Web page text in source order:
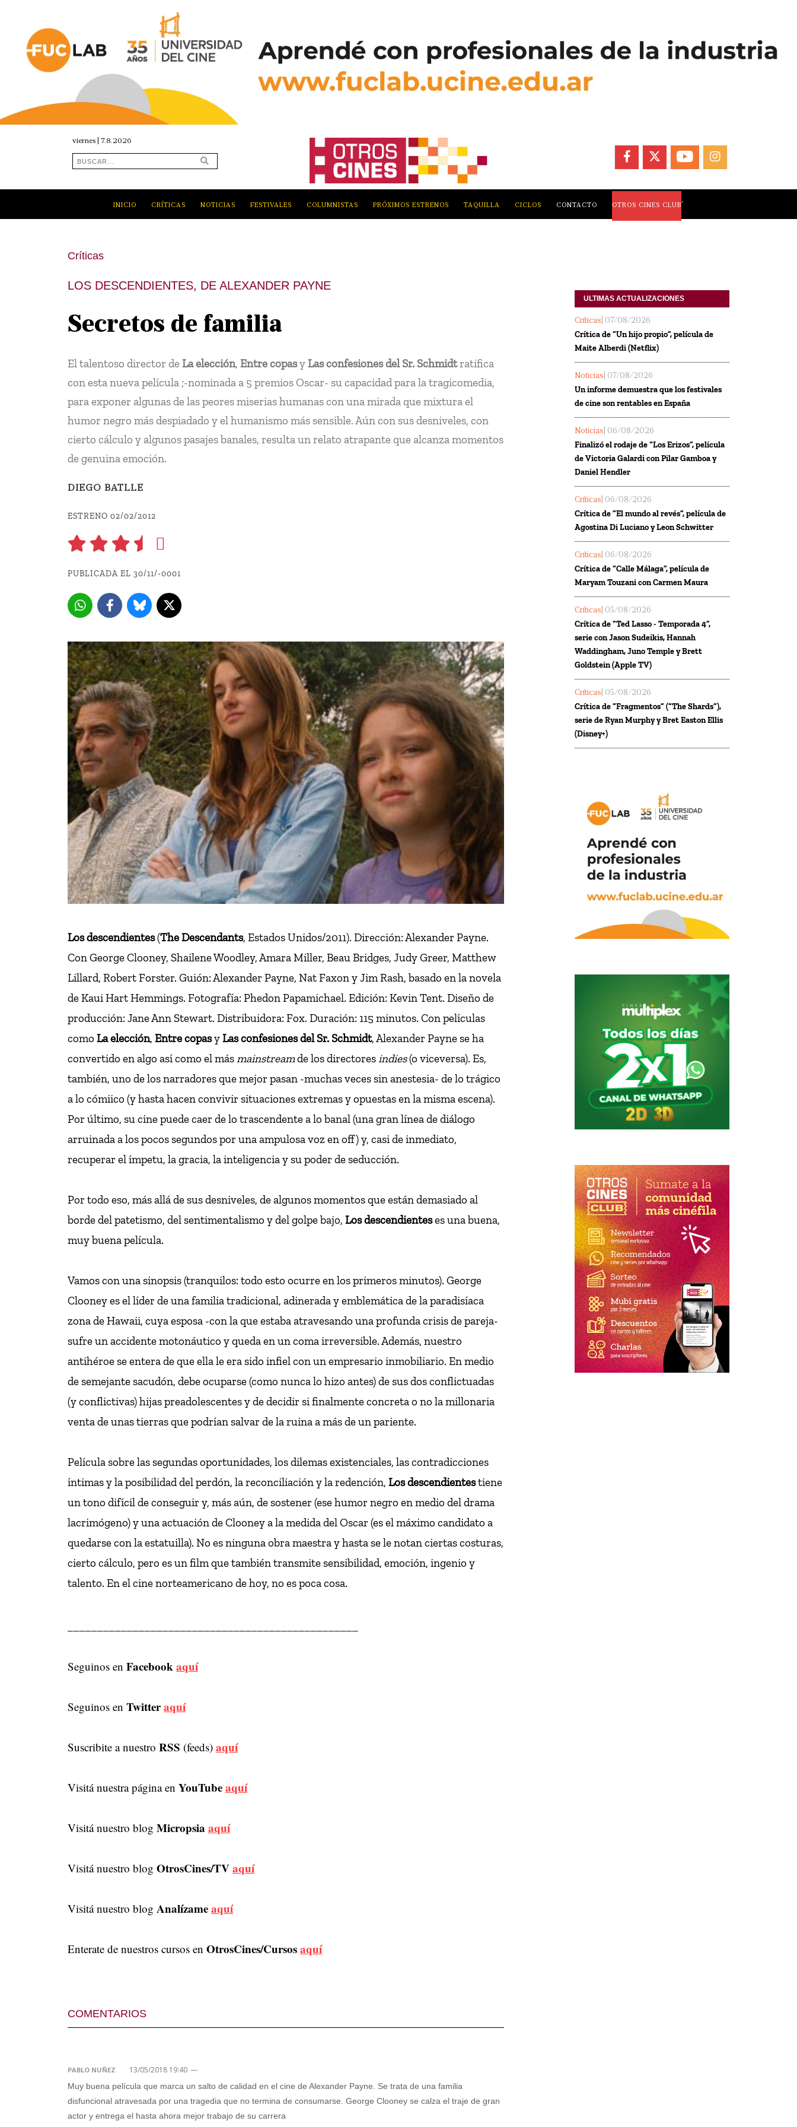
viernes | 7.8.2026
FACEBOOKYOUTUBEINSTAGRAM
INICIO CRÍTICAS NOTICIAS FESTIVALES COLUMNISTAS PRÓXIMOS ESTRENOS TAQUILLA CICLOS CONTACTO OTROS CINES CLUB
Críticas
LOS DESCENDIENTES, DE ALEXANDER PAYNE
Secretos de familia
El talentoso director de La elección, Entre copasyLas confesiones del Sr. Schmidtratifica
con esta nueva película ;-nominada a 5 premios Oscar- su capacidad para la tragicomedia,
para exponer algunas de las peores miserias humanas con una mirada que mixtura el
humor negro más despiadado y el humanismo más sensible. Aún con sus desniveles, con
cierto cálculo y algunos pasajes banales, resulta un relato atrapante que alcanza momentos
de genuina emoción.
DIEGO BATLLE
ESTRENO 02/02/2012
PUBLICADA EL 30/11/-0001
Los descendientes(The Descendants, Estados Unidos/2011). Dirección: Alexander Payne.
Con George Clooney, Shailene Woodley, Amara Miller, Beau Bridges, Judy Greer, Matthew
Lillard, Robert Forster. Guión: Alexander Payne, Nat Faxon y Jim Rash, basado en la novela
de Kaui Hart Hemmings. Fotografía: Phedon Papamichael. Edición: Kevin Tent. Diseño de
producción: Jane Ann Stewart. Distribuidora: Fox. Duración: 115 minutos. Con películas
como La elección, Entre copasyLas confesiones del Sr. Schmidt, Alexander Payne se ha
convertido en algo así como el más mainstreamde los directores indies(o viceversa). Es,
también, uno de los narradores que mejor pasan -muchas veces sin anestesia- de lo trágico
a lo cómiico (y hasta hacen convivir situaciones extremas y opuestas en la misma escena).
Por último, su cine puede caer de lo trascendente a lo banal (una gran línea de diálogo
arruinada a los pocos segundos por una ampulosa voz en off) y, casi de inmediato,
recuperar el ímpetu, la gracia, la inteligencia y su poder de seducción.
Por todo eso, más allá de sus desniveles, de algunos momentos que están demasiado al
borde del patetismo, del sentimentalismo y del golpe bajo, Los descendienteses una buena,
muy buena película.
Vamos con una sinopsis (tranquilos: todo esto ocurre en los primeros minutos). George
Clooney es el líder de una familia tradicional, adinerada y emblemática de la paradisíaca
zona de Hawaii, cuya esposa -con la que estaba atravesando una profunda crisis de pareja-
sufre un accidente motonáutico y queda en un coma irreversible. Además, nuestro
antihéroe se entera de que ella le era sido infiel con un empresario inmobiliario. En medio
de semejante sacudón, debe ocuparse (como nunca lo hizo antes) de sus dos conflictuadas
(y conflictivas) hijas preadolescentes y de decidir si finalmente concreta o no la millonaria
venta de unas tierras que podrían salvar de la ruina a más de un pariente.
Película sobre las segundas oportunidades, los dilemas existenciales, las contradicciones
íntimas y la posibilidad del perdón, la reconciliación y la redención, Los descendientestiene
un tono difícil de conseguir y, más aún, de sostener (ese humor negro en medio del drama
lacrimógeno) y una actuación de Clooney a la medida del Oscar (es el máximo candidato a
quedarse con la estatuilla). No es ninguna obra maestra y hasta se le notan ciertas costuras,
cierto cálculo, pero es un film que también transmite sensibilidad, emoción, ingenio y
talento. En el cine norteamericano de hoy, no es poca cosa.
Seguinos en Facebookaquí
Seguinos en Twitteraquí
Suscribite a nuestro RSS (feeds) aquí
Visitá nuestra página en YouTubeaquí
Visitá nuestro blog Micropsia aquí
Visitá nuestro blog OtrosCines/TVaquí
Visitá nuestro blog Analízameaquí
Enterate de nuestros cursos en OtrosCines/Cursosaquí
COMENTARIOS
PABLO NUÑEZ 13/05/2018 19:40 —
Muy buena película que marca un salto de calidad en el cine de Alexander Payne. Se trata de una familia
disfuncional atravesada por una tragedia que no termina de consumarse. George Clooney se calza el traje de gran
actor y entrega el hasta ahora mejor trabajo de su carrera
ULTIMAS ACTUALIZACIONES
Críticas | 07/08/2026
Crítica de “Un hijo propio”, película de
Maite Alberdi (Netflix)
Noticias | 07/08/2026
Un informe demuestra que los festivales
de cine son rentables en España
Noticias | 06/08/2026
Finalizó el rodaje de “Los Erizos”, película
de Victoria Galardi con Pilar Gamboa y
Daniel Hendler
Críticas | 06/08/2026
Crítica de “El mundo al revés”, película de
Agostina Di Luciano y Leon Schwitter
Críticas | 06/08/2026
Crítica de “Calle Málaga”, película de
Maryam Touzani con Carmen Maura
Críticas | 05/08/2026
Crítica de “Ted Lasso - Temporada 4”,
serie con Jason Sudeikis, Hannah
Waddingham, Juno Temple y Brett
Goldstein (Apple TV)
Críticas | 05/08/2026
Crítica de “Fragmentos” (“The Shards”),
serie de Ryan Murphy y Bret Easton Ellis
(Disney+)